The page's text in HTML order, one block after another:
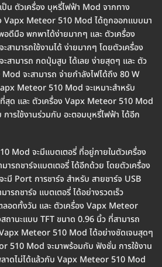
ตัวเครื่อง บุหรี่ไฟฟ้า Mod จากทาง
Vapx Meteor 510 Mod ได้ถูกออกแบบมา
อดีมือ พกพาได้ง่ายมากๆ และ ตัวเครื่อง
ามารถใช้งานได้ ง่ายมากๆ โดยตัวเครื่อง
ามารถ กดปุ่มสูบ ได้เลย ง่ายสุดๆ และ ตัว
จะสามารถ จ่ายกำลังไฟได้ถึง 80 W
Meteor 510 Mod จะเหมาะสำหรับ
สุด และ ตัวเครื่อง Vapx Meteor 510 Mod
ารใช้งานร่วมกับ อะตอมบุหรี่ไฟฟ้า ได้อีก
Mod จะมีแบตเตอรี่ ที่อยู่ภายในตัวเครื่อง
ารถชาร์จแบตเตอรี่ ได้อีกด้วย โดยตัวเครื่อง
Port การชาร์จ สำหรับ สายชาร์จ USB
รถชาร์จ แบตเตอรี่ ได้อย่างรวดเร็ว
ลอดทั้งวัน และ ตัวเครื่อง Vapx Meteor
านะแบบ TFT ขนาด 0.96 นิ้ว ที่สามารถ
Meteor 510 Mod ได้อย่างชัดเจนสุดๆ
510 Mod จะมาพร้อมกับ ฟังชั่น การใช้งาน
าดไม่ได้แล้วกับ Vapx Meteor 510 Mod